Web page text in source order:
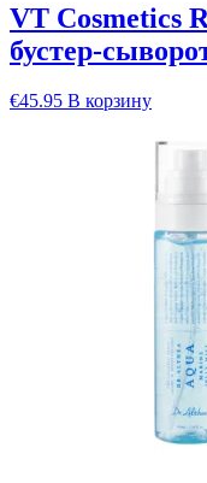
VT Cosmetics
бустер-
€45.95 В корзину